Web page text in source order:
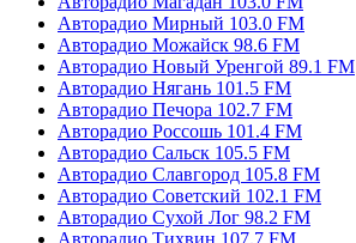
Авторадио Мирный 103.0 FM
Авторадио Можайск 98.6 FM
Авторадио Новый Уренгой 89.1 FM
Авторадио Нягань 101.5 FM
Авторадио Печора 102.7 FM
Авторадио Россошь 101.4 FM
Авторадио Сальск 105.5 FM
Авторадио Славгород 105.8 FM
Авторадио Советский 102.1 FM
Авторадио Сухой Лог 98.2 FM
Авторадио Тихвин 107.7 FM